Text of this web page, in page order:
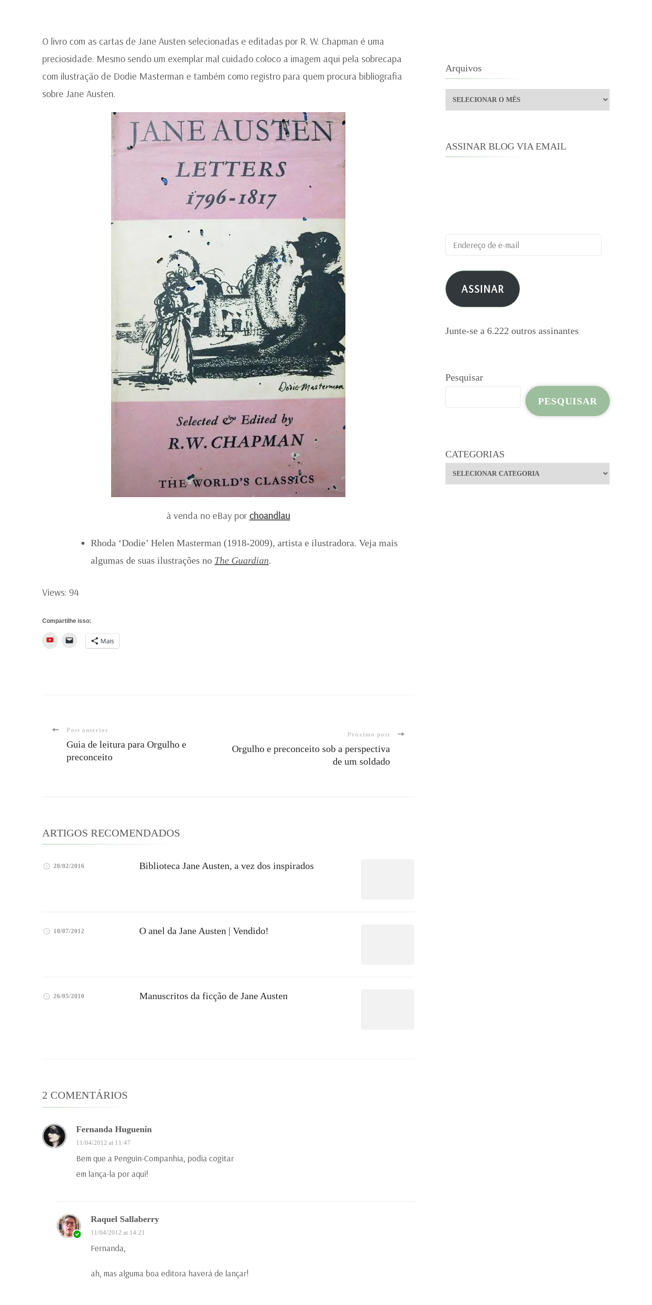
O livro com as cartas de Jane Austen selecionadas e editadas por R. W. Chapman é uma
preciosidade. Mesmo sendo um exemplar mal cuidado coloco a imagem aqui pela sobrecapa
com ilustração de Dodie Masterman e também como registro para quem procura bibliografia
sobre Jane Austen.
à venda no eBay por choandlau
Rhoda ‘Dodie’ Helen Masterman (1918-2009), artista e ilustradora. Veja mais
algumas de suas ilustrações no The Guardian.
Views: 94
Compartilhe isso:
YouTube Mais
Navegação
Post anterior
Guia de leitura para Orgulho e
preconceito
Próximo post
Orgulho e preconceito sob a perspectiva
de um soldado
ARTIGOS RECOMENDADOS
28/02/2016 Biblioteca Jane Austen, a vez dos inspirados
10/07/2012 O anel da Jane Austen | Vendido!
26/05/2010 Manuscritos da ficção de Jane Austen
2 COMENTÁRIOS
Fernanda Huguenin
11/04/2012 at 11:47
Bem que a Penguin-Companhia, podia cogitar
em lança-la por aqui!
Raquel Sallaberry
11/04/2012 at 14:21
Fernanda,
ah, mas alguma boa editora haverá de lançar!
Arquivos
Arquivos
ASSINAR BLOG VIA EMAIL
Endereço
de
e-
mail ASSINAR
Junte-se a 6.222 outros assinantes
Pesquisar
PESQUISAR
CATEGORIAS